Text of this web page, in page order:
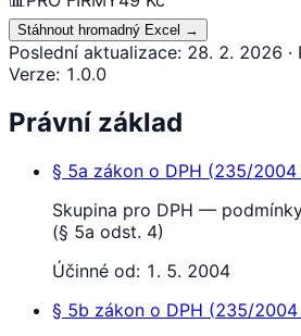
Stáhnout hromadný Excel →
Poslední aktualizace: 28. 2. 2026 ·
Verze: 1.0.0
Právní základ
§ 5a zákon o DPH (235/2004
Skupina pro DPH —
(§ 5a odst. 4)
Účinné od: 1. 5. 2004
§ 5b zákon o DPH (235/2004